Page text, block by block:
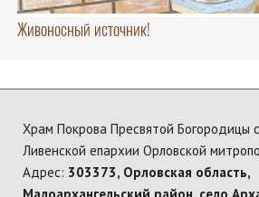
Живоносный источник!
Храм Покрова Пресвятой Богородицы
Ливенской епархии Орловской
Адрес: 303373, Орловская область,